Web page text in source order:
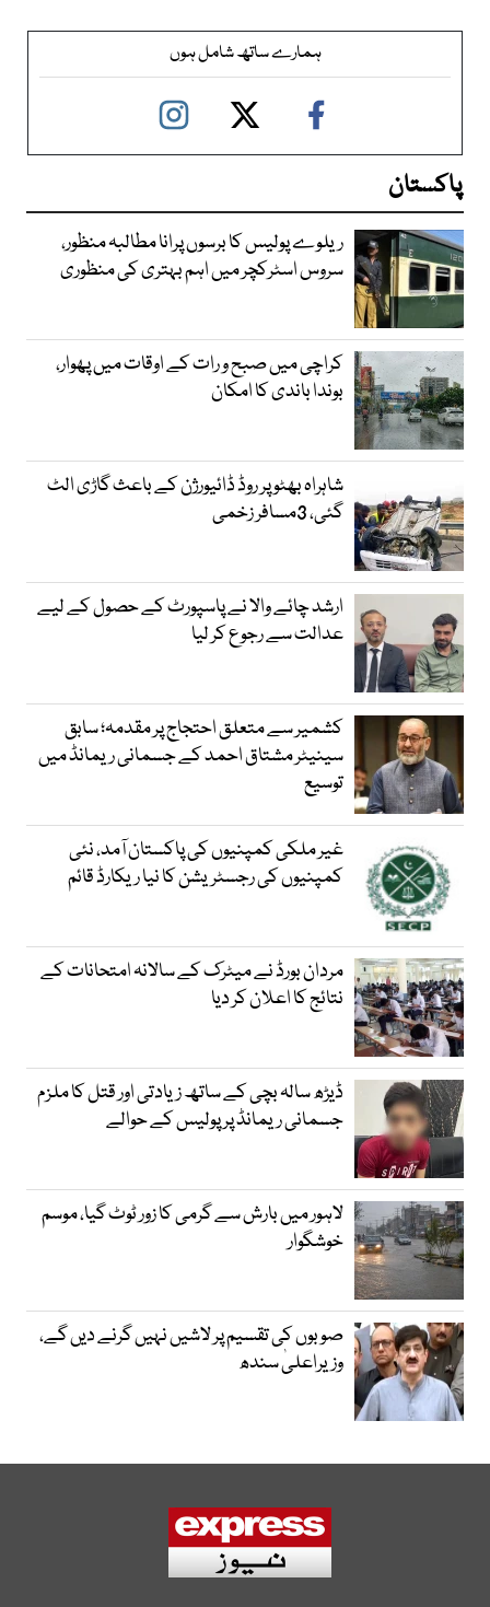
ہمارے ساتھ شامل ہوں
پاکستان
ریلوے پولیس کا برسوں پرانا مطالبہ منظور،
سروس اسٹرکچر میں اہم بہتری کی منظوری
کراچی میں صبح و رات کے اوقات میں پھوار،
بوندا باندی کا امکان
شاہراہ بھٹو پر روڈ ڈائیورژن کے باعث گاڑی الٹ
گئی، 3مسافر زخمی
ارشد چائے والا نے پاسپورٹ کے حصول کے لیے
عدالت سے رجوع کر لیا
کشمیر سے متعلق احتجاج پر مقدمہ؛ سابق
سینیٹر مشتاق احمد کے جسمانی ریمانڈ میں
توسیع
غیر ملکی کمپنیوں کی پاکستان آمد، نئی
کمپنیوں کی رجسٹریشن کا نیا ریکارڈ قائم
مردان بورڈ نے میٹرک کے سالانہ امتحانات کے
نتائج کا اعلان کر دیا
ڈیڑھ سالہ بچی کے ساتھ زیادتی اور قتل کا ملزم
جسمانی ریمانڈ پر پولیس کے حوالے
لاہور میں بارش سے گرمی کا زور ٹوٹ گیا، موسم
خوشگوار
صوبوں کی تقسیم پر لاشیں نہیں گرنے دیں گے،
وزیراعلیٰ سندھ